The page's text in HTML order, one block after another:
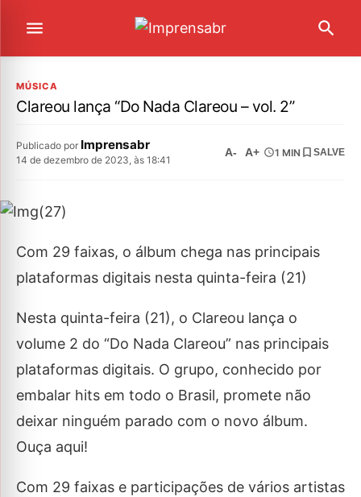
MÚSICA
Clareou lança “Do Nada Clareou – vol. 2”
Publicado por Imprensabr
14 de dezembro de 2023, às 18:41
A- A+ 1 MIN SALVE
Com 29 faixas, o álbum chega nas principais
plataformas digitais nesta quinta-feira (21)
Nesta quinta-feira (21), o Clareou lança o
volume 2 do “Do Nada Clareou” nas principais
plataformas digitais. O grupo, conhecido por
embalar hits em todo o Brasil, promete não
deixar ninguém parado com o novo álbum.
Ouça aqui!
Com 29 faixas e participações de vários artistas